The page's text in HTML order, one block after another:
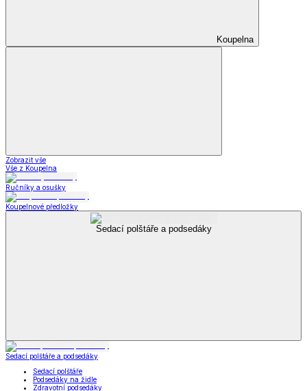
Koupelna
Zobrazit vše
Vše z Koupelna
Ručníky a osušky
Koupelnové předložky
Sedací polštáře a podsedáky
Sedací polštáře a podsedáky
Sedací polštáře
Podsedáky na židle
Zdravotní podsedáky